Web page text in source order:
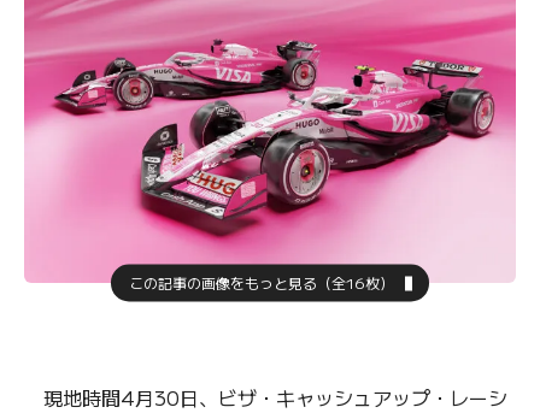
この記事の画像をもっと見る（全16枚）
現地時間4月30日、ビザ・キャッシュアップ・レーシ